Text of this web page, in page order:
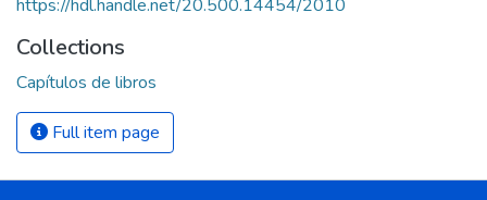
https://hdl.handle.net/20.500.14454/2010
Collections
Capítulos de libros
Full item page